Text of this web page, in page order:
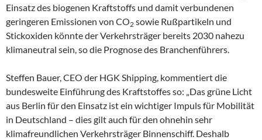
Einsatz des biogenen Kraftstoffs und damit verbundenen
geringeren Emissionen von CO2 sowie Rußpartikeln und
Stickoxiden könnte der Verkehrsträger bereits 2030 nahezu
klimaneutral sein, so die Prognose des Branchenführers.
Steffen Bauer, CEO der HGK Shipping, kommentiert die
bundesweite Einführung des Kraftstoffes so: „Das grüne Licht
aus Berlin für den Einsatz ist ein wichtiger Impuls für Mobilität
in Deutschland – dies gilt auch für den ohnehin sehr
klimafreundlichen Verkehrsträger Binnenschiff. Deshalb